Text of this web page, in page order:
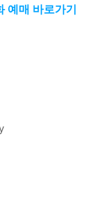
예매 바로가기